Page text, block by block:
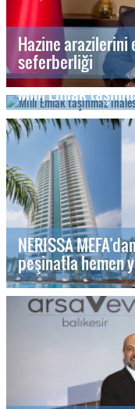
Hazine arazilerini
seferberliği
Milli Emlak
NERISSA
peşinatla hemen